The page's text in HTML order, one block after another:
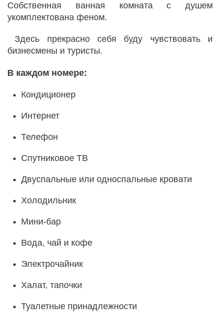
Собственная ванная комната с душем
укомплектована феном.
Здесь прекрасно себя буду чувствовать и
бизнесмены и туристы.
В каждом номере:
Кондиционер
Интернет
Телефон
Спутниковое ТВ
Двуспальные или односпальные кровати
Холодильник
Мини-бар
Вода, чай и кофе
Электрочайник
Халат, тапочки
Туалетные принадлежности